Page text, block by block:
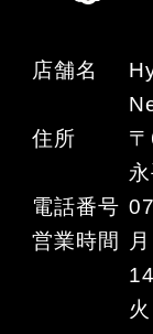
店舗名
住所
電話番号
営業時間